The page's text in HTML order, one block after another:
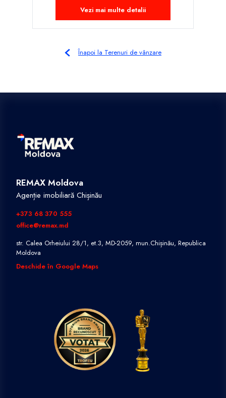
Vezi mai multe detalii
Înapoi la Terenuri de vânzare
REMAX Moldova
Agenție imobiliară Chișinău
+373 68 370 555
office@remax.md
str. Calea Orheiului 28/1, et.3, MD-2059, mun.Chișinău, Republica
Moldova
Deschide în Google Maps